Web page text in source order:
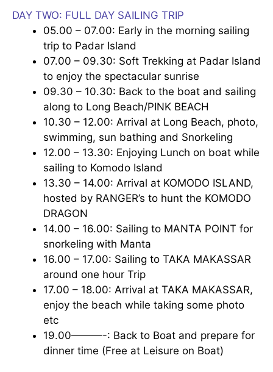
DAY TWO: FULL DAY SAILING TRIP
05.00 – 07.00: Early in the morning sailing
trip to Padar Island
07.00 – 09.30: Soft Trekking at Padar Island
to enjoy the spectacular sunrise
09.30 – 10.30: Back to the boat and sailing
along to Long Beach/PINK BEACH
10.30 – 12.00: Arrival at Long Beach, photo,
swimming, sun bathing and Snorkeling
12.00 – 13.30: Enjoying Lunch on boat while
sailing to Komodo Island
13.30 – 14.00: Arrival at KOMODO ISLAND,
hosted by RANGER’s to hunt the KOMODO
DRAGON
14.00 – 16.00: Sailing to MANTA POINT for
snorkeling with Manta
16.00 – 17.00: Sailing to TAKA MAKASSAR
around one hour Trip
17.00 – 18.00: Arrival at TAKA MAKASSAR,
enjoy the beach while taking some photo
etc
19.00———-: Back to Boat and prepare for
dinner time (Free at Leisure on Boat)